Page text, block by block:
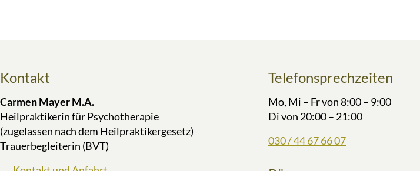
Kontakt
Carmen Mayer M.A.
Heilpraktikerin für Psychotherapie
(zugelassen nach dem Heilpraktikergesetz)
Trauerbegleiterin (BVT)
Telefonsprechzeiten
Mo, Mi – Fr von 8:00 – 9:00
Di von 20:00 – 21:00
030 / 44 67 66 07